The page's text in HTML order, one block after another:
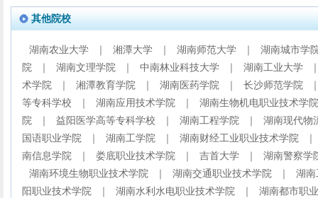
其他院校
湖南农业大学 湘潭大学 湖南师范大学
湖南城市学
院
湖南文理学院 中南林业科技大学 湖南工业大学
术学院
湘潭教育学院 湖南医药学院 长沙师范学院
等专科学校
湖南应用技术学院
湖南生物机电职业技术学院
院
益阳医学高等专科学校 湖南工程学院
湖南现代物
国语职业学院
湖南工学院 湖南财经工业职业技术学院
南信息学院
娄底职业技术学院 吉首大学
湖南警察学
湖南环境生物职业技术学院
湖南交通职业技术学院
湖南
阳职业技术学院
湖南水利水电职业技术学院
湖南都市职